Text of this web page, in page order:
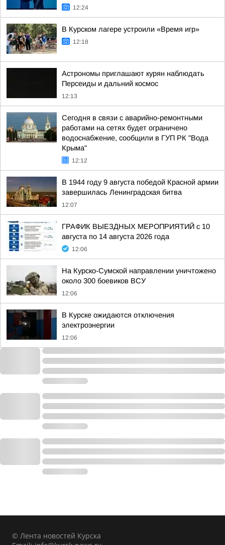
12:24
В Курском лагере устроили «Время игр»
12:18
Астрономы приглашают курян наблюдать
Персеиды и дальний космос
12:13
Сегодня в связи с аварийно-ремонтными
работами на сетях будет ограничено
водоснабжение, сообщили в ГУП РК "Вода
Крыма"
12:12
В 1944 году 9 августа победой Красной армии
завершилась Ленинградская битва
12:07
ГРАФИК ВЫЕЗДНЫХ МЕРОПРИЯТИЙ с 10
августа по 14 августа 2026 года
12:06
На Курско-Сумской направлении уничтожено
около 300 боевиков ВСУ
12:06
В Курске ожидаются отключения
электроэнергии
12:06
© Лента новостей Курска